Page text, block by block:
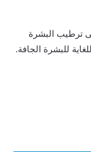
ترطيب البشرة
للبشرة الجافة.